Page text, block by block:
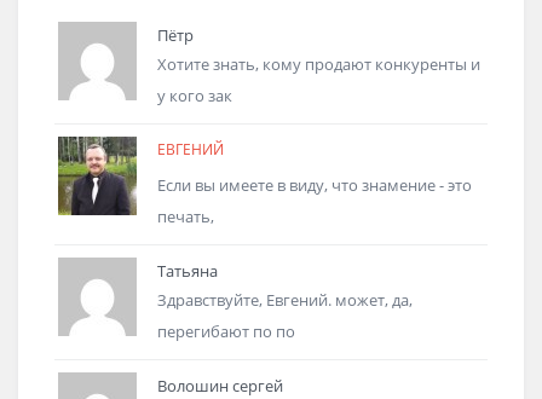
Пётр
Хотите знать, кому продают конкуренты и
у кого зак
ЕВГЕНИЙ
Если вы имеете в виду, что знамение - это
печать,
Татьяна
Здравствуйте, Евгений. может, да,
перегибают по по
Волошин сергей